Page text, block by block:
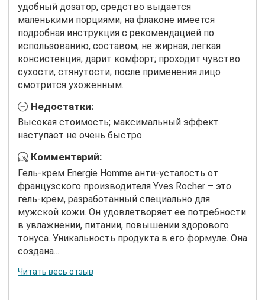
удобный дозатор, средство выдается
маленькими порциями; на флаконе имеется
подробная инструкция с рекомендацией по
использованию, составом; не жирная, легкая
консистенция; дарит комфорт; проходит чувство
сухости, стянутости; после применения лицо
смотрится ухоженным.
Недостатки:
Высокая стоимость; максимальный эффект
наступает не очень быстро.
Комментарий:
Гель-крем Energie Homme анти-усталость от
французского производителя Yves Rocher – это
гель-крем, разработанный специально для
мужской кожи. Он удовлетворяет ее потребности
в увлажнении, питании, повышении здорового
тонуса. Уникальность продукта в его формуле. Она
создана...
Читать весь отзыв